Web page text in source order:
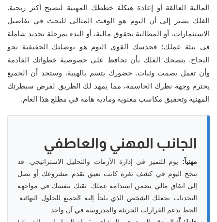
المالية العالقة أو إعادة هيكلة خططك المهنية لتصبح أكثر ربحية.
الفلك يشير إلى أن اليوم هو الوقت المثالي للبحث في تفاصيل
الاستثمارات، أو المطالبة بحقوق مالية، أو البدء بمرحلة تجديد شاملة
في بيئة عملك؛ فحدسك القوي اليوم هو بوصلتك الحقيقية نحو
النجاح. ينصحك الفلك بأن تحافظ على خصوصية خطواتك القادمة
وأن تعمل بصمت وثبات. حضورك يتسم بالهيبة، وستجد أن الجميع
يحترم وجهة نظرك الحاسمة، مما يمهد لك الطريق لفرض سيطرتك
المهنية وتحقيق مكاسب معنوية ومادية هامة في مطلع هذا العام.
الجانب المهني والعاطفي
مهنياً: يوم للتميز في إدارة الأزمات والتحليل الاستراتيجي. قد
تنجح اليوم في كشف ثغرة كانت تعيق تقدم مشروعك أو تصل
إلى اتفاق مالي يضمن استدامة عملك. ثقتك بنفسك في مواجهة
التحديات تجعلك الشخص الذي يلجأ إليه الجميع للحلول النهائية.
الحظ يدعم القرارات الجريئة والمدروسة في آن واحد.